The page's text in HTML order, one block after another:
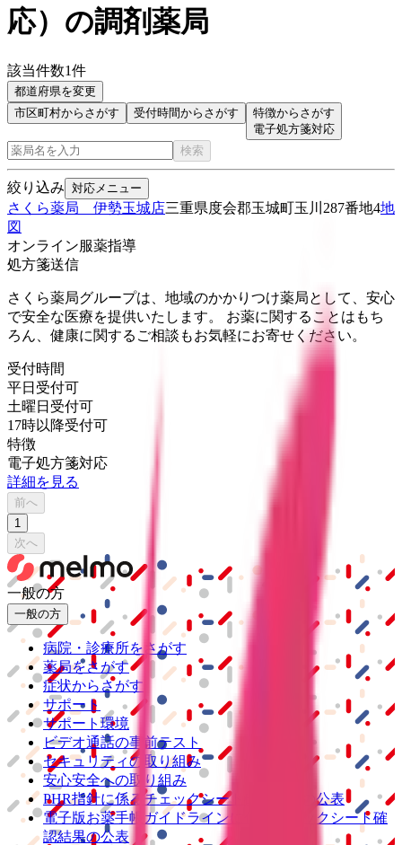
応） の調剤薬局
該当件数1件
都道府県を変更
市区町村からさがす
受付時間からさがす
特徴からさがす
電子処方箋対応
検索
絞り込み 対応メニュー
さくら薬局 伊勢玉城店三重県度会郡玉城町玉川287番地4地
図
オンライン服薬指導
処方箋送信
さくら薬局グループは、地域のかかりつけ薬局として、安心
で安全な医療を提供いたします。 お薬に関することはもち
ろん、健康に関するご相談もお気軽にお寄せください。
受付時間
平日受付可
土曜日受付可
17時以降受付可
特徴
電子処方箋対応
詳細を見る
前へ
1
次へ
一般の方
一般の方
病院・診療所をさがす
薬局をさがす
症状からさがす
サポート
サポート環境
ビデオ通話の事前テスト
セキュリティの取り組み
安心安全への取り組み
PHR指針に係るチェックシート確認結果の公表
電子版お薬手帳ガイドラインに係るチェックシート確
認結果の公表